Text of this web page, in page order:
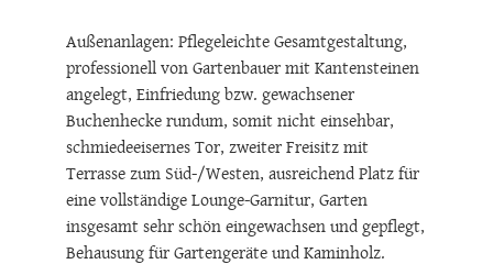
Außenanlagen: Pflegeleichte Gesamtgestaltung,
professionell von Gartenbauer mit Kantensteinen
angelegt, Einfriedung bzw. gewachsener
Buchenhecke rundum, somit nicht einsehbar,
schmiedeeisernes Tor, zweiter Freisitz mit
Terrasse zum Süd-/Westen, ausreichend Platz für
eine vollständige Lounge-Garnitur, Garten
insgesamt sehr schön eingewachsen und gepflegt,